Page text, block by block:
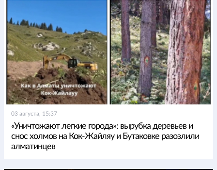
03 августа, 15:37
«Уничтожают легкие города»: вырубка деревьев и
снос холмов на Кок-Жайляу и Бутаковке разозлили
алматинцев